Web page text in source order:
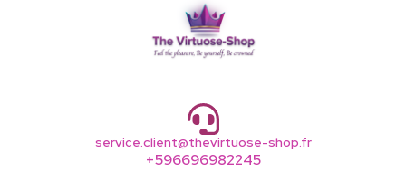
service.client@thevirtuose-shop.fr
+596696982245